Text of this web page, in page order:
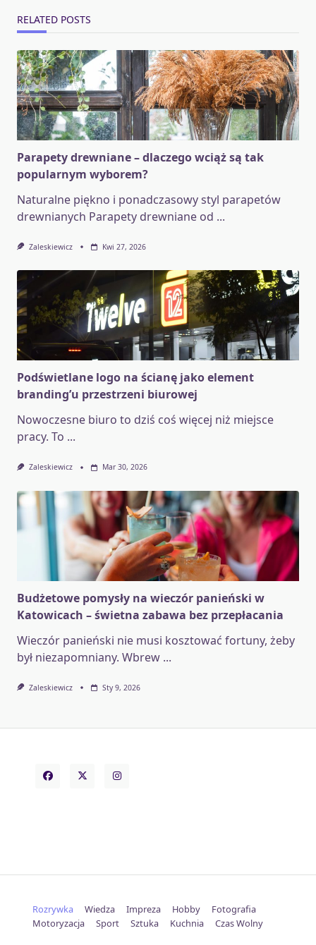
RELATED POSTS
Parapety drewniane – dlaczego wciąż są tak
popularnym wyborem?
Naturalne piękno i ponadczasowy styl parapetów
drewnianych Parapety drewniane od ...
Zaleskiewicz Kwi 27, 2026
Podświetlane logo na ścianę jako element
branding’u przestrzeni biurowej
Nowoczesne biuro to dziś coś więcej niż miejsce
pracy. To ...
Zaleskiewicz Mar 30, 2026
Budżetowe pomysły na wieczór panieński w
Katowicach – świetna zabawa bez przepłacania
Wieczór panieński nie musi kosztować fortuny, żeby
był niezapomniany. Wbrew ...
Zaleskiewicz Sty 9, 2026
Rozrywka Wiedza Impreza Hobby
Fotografia
Motoryzacja
Sport Sztuka Kuchnia Czas Wolny